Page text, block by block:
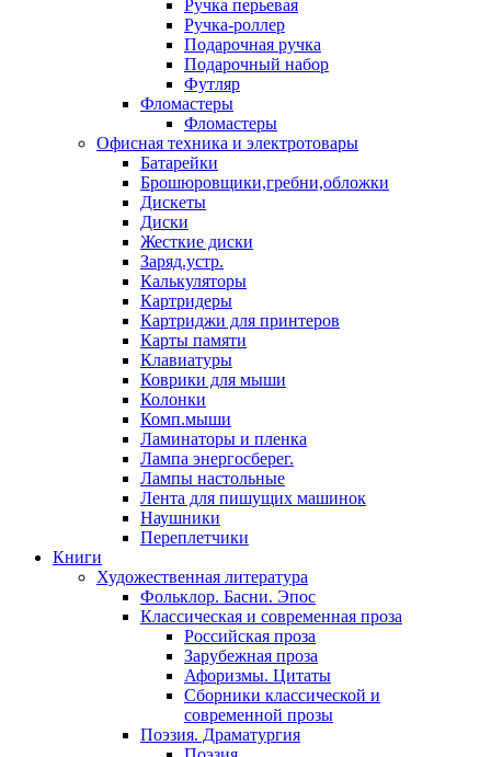
Ручка перьевая
Ручка-роллер
Подарочная ручка
Подарочный набор
Футляр
Фломастеры
Фломастеры
Офисная техника и электротовары
Батарейки
Брошюровщики,гребни,обложки
Дискеты
Диски
Жесткие диски
Заряд.устр.
Калькуляторы
Картридеры
Картриджи для принтеров
Карты памяти
Клавиатуры
Коврики для мыши
Колонки
Комп.мыши
Ламинаторы и пленка
Лампа энергосберег.
Лампы настольные
Лента для пишущих машинок
Наушники
Переплетчики
Книги
Художественная литература
Фольклор. Басни. Эпос
Классическая и современная проза
Российская проза
Зарубежная проза
Афоризмы. Цитаты
Сборники классической и
современной прозы
Поэзия. Драматургия